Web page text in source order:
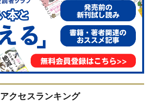
アクセスランキング